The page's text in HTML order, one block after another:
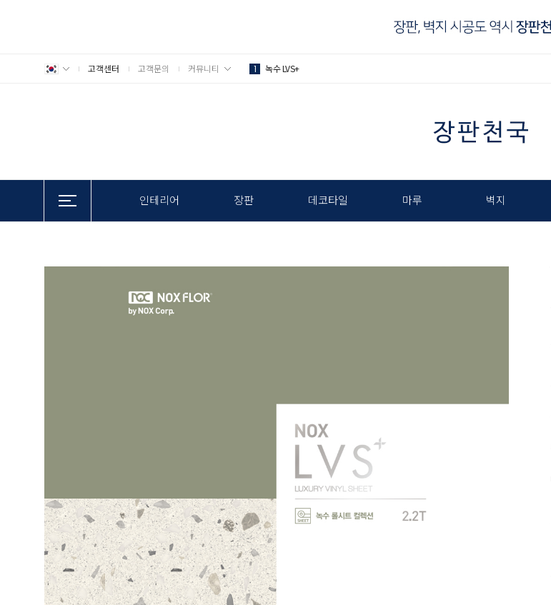
고객센터 고객문의 커뮤니티 1 녹수 LVS+
인테리어 장판 데코타일 마루 벽지